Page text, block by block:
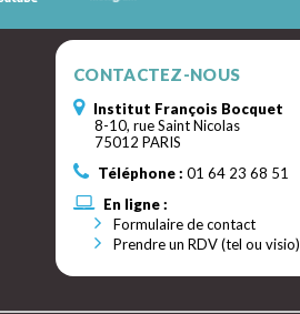
CONTACTEZ-NOUS
Institut François Bocquet
8-10, rue Saint Nicolas
75012 PARIS
Téléphone : 01 64 23 68 51
En ligne :
Formulaire de contact
Prendre un RDV (tel ou visio)